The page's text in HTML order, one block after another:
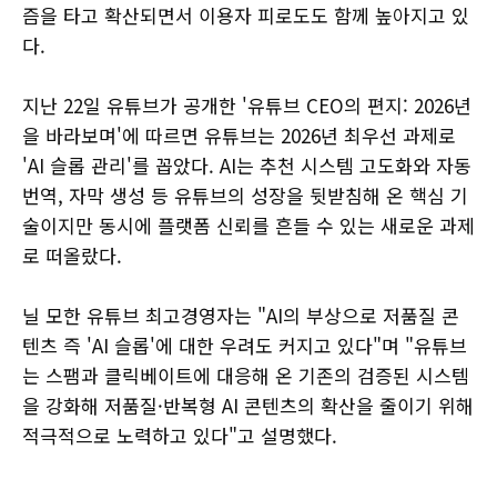
즘을 타고 확산되면서 이용자 피로도도 함께 높아지고 있
다.
지난 22일 유튜브가 공개한 '유튜브 CEO의 편지: 2026년
을 바라보며'에 따르면 유튜브는 2026년 최우선 과제로
'AI 슬롭 관리'를 꼽았다. AI는 추천 시스템 고도화와 자동
번역, 자막 생성 등 유튜브의 성장을 뒷받침해 온 핵심 기
술이지만 동시에 플랫폼 신뢰를 흔들 수 있는 새로운 과제
로 떠올랐다.
닐 모한 유튜브 최고경영자는 "AI의 부상으로 저품질 콘
텐츠 즉 'AI 슬롭'에 대한 우려도 커지고 있다"며 "유튜브
는 스팸과 클릭베이트에 대응해 온 기존의 검증된 시스템
을 강화해 저품질·반복형 AI 콘텐츠의 확산을 줄이기 위해
적극적으로 노력하고 있다"고 설명했다.